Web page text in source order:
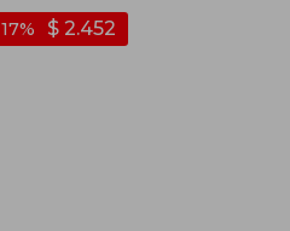
$ 2.452
17